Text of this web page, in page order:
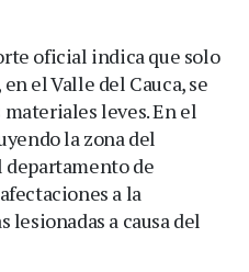
oficial indica que solo
el Valle del Cauca, se
leves. En el
la zona del
departamento de
a la
a causa del